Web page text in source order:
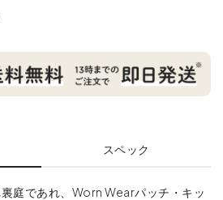
スペック
庭であれ、Worn Wearパッチ・キッ